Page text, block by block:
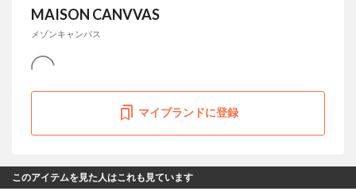
MAISON CANVVAS
メゾンキャンバス
マイブランドに登録
このアイテムを見た人はこれも見ています